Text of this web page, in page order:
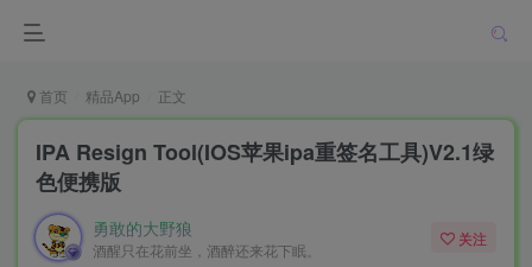
首页 精品App 正文
IPA Resign Tool(IOS苹果ipa重签名工具)V2.1绿
色便携版
勇敢的大野狼
酒醒只在花前坐，酒醉还来花下眠。
关注